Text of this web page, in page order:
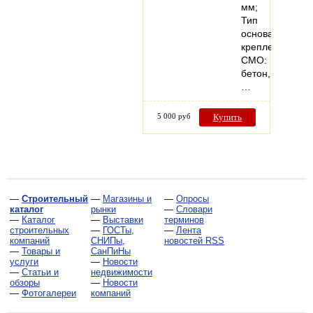
мм;
Тип
основания
крепления
СМО:
бетон,
5 000 руб Купить
— Строительный
каталог
— Каталог
строительных
компаний
— Товары и
услуги
— Статьи и
обзоры
— Фотогалереи
— Магазины и
рынки
— Выставки
— ГОСТы,
СНИПы,
СанПиНы
— Новости
недвижимости
— Новости
компаний
— Опросы
— Словари
терминов
— Лента
новостей RSS